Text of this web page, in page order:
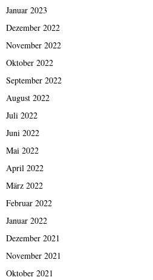
Januar 2023
Dezember 2022
November 2022
Oktober 2022
September 2022
August 2022
Juli 2022
Juni 2022
Mai 2022
April 2022
März 2022
Februar 2022
Januar 2022
Dezember 2021
November 2021
Oktober 2021